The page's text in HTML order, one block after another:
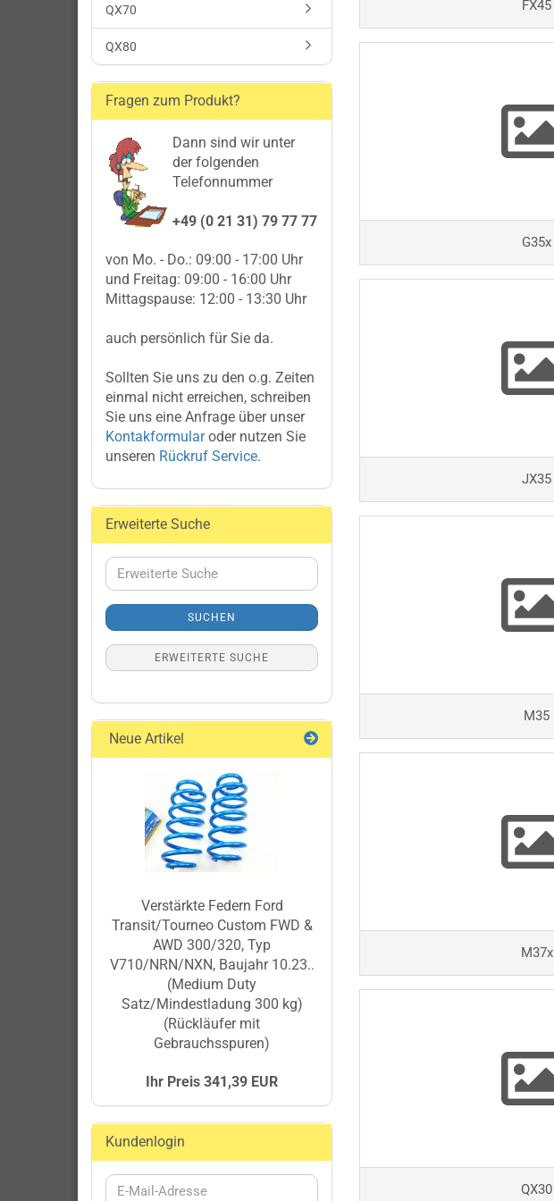
FX45
G35x
JX35
M35
M37x
QX30
QX70
QX80
Fragen zum Produkt?
Dann sind wir unter
der folgenden
Telefonnummer
+49 (0 21 31) 79 77 77
von Mo. - Do.: 09:00 - 17:00 Uhr
und Freitag: 09:00 - 16:00 Uhr
Mittagspause: 12:00 - 13:30 Uhr
auch persönlich für Sie da.
Sollten Sie uns zu den o.g. Zeiten
einmal nicht erreichen, schreiben
Sie uns eine Anfrage über unser
Kontakformularoder nutzen Sie
unseren Rückruf Service.
Erweiterte Suche
Erweiterte
Suche
SUCHEN
ERWEITERTE SUCHE
Neue Artikel
Verstärkte Federn Ford
Transit/Tourneo Custom FWD &
AWD 300/320, Typ
V710/NRN/NXN, Baujahr 10.23..
(Medium Duty
Satz/Mindestladung 300 kg)
(Rückläufer mit
Gebrauchsspuren)
Ihr Preis 341,39 EUR
Kundenlogin
E-